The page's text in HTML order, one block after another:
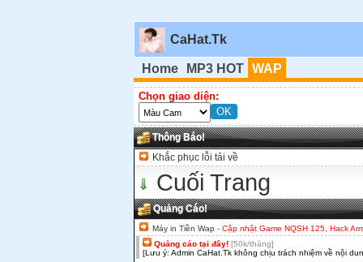
CaHat.Tk
Home MP3 HOT WAP
Chọn giao diện:
Thông Báo!
Khắc phục lỗi tải về
Cuối Trang
Quảng Cáo!
Máy in Tiền Wap - Cập nhật Game NQSH 125, Hack
Quảng cáo tại đây! [50k/tháng]
[Lưu ý: Admin CaHat.Tk không chịu trách nhiệm về nội